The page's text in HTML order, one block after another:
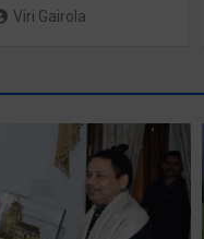
Viri Gairola